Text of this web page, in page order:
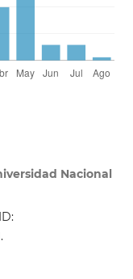
Nacional